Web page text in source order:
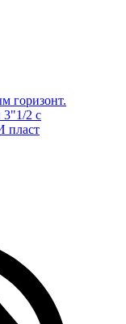
горизонт.
3"1/2 с
пласт